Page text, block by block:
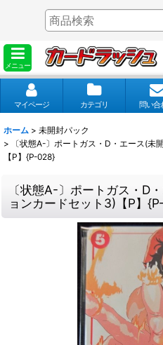
メニュー
マイページ カテゴリ 問い合
ホーム > 未開封パック
>
〔状態A-〕ポートガス・D・エース(
【P】{P-028}
〔状態A-〕ポートガス・D
ョンカードセット3)【P】